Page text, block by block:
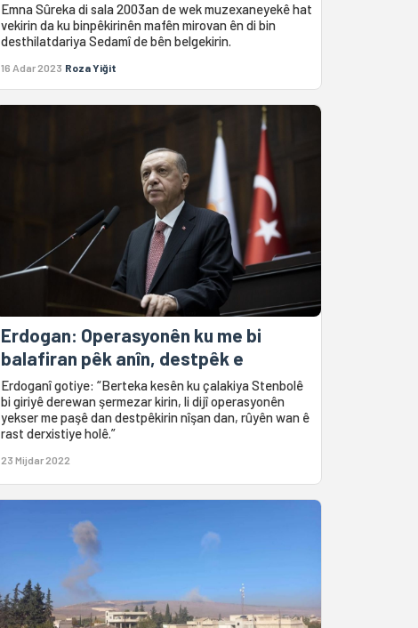
Emna Sûreka di sala 2003an de wek muzexaneyekê hat
vekirin da ku binpêkirinên mafên mirovan ên di bin
desthilatdariya Sedamî de bên belgekirin.
16 Adar 2023 Roza Yiğit
Erdogan: Operasyonên ku me bi
balafiran pêk anîn, destpêk e
Erdoganî gotiye: “Berteka kesên ku çalakiya Stenbolê
bi giriyê derewan şermezar kirin, li dijî operasyonên
yekser me paşê dan destpêkirin nîşan dan, rûyên wan ê
rast derxistiye holê.”
23 Mijdar 2022